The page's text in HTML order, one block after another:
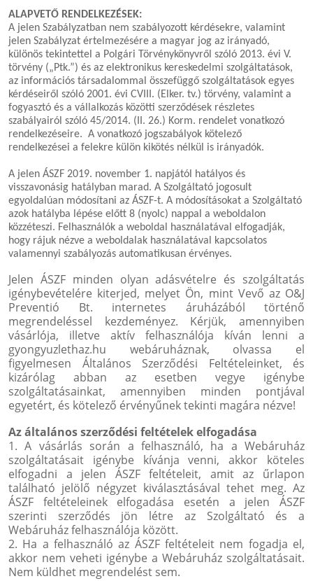
ALAPVETŐ RENDELKEZÉSEK:
A jelen Szabályzatban nem szabályozott kérdésekre, valamint
jelen Szabályzat értelmezésére a magyar jog az irányadó,
különös tekintettel a Polgári Törvénykönyvről szóló 2013. évi V.
törvény („Ptk.”) és az elektronikus kereskedelmi szolgáltatások,
az információs társadalommal összefüggő szolgáltatások egyes
kérdéseiről szóló 2001. évi CVIII. (Elker. tv.) törvény, valamint a
fogyasztó és a vállalkozás közötti szerződések részletes
szabályairól szóló 45/2014. (II. 26.) Korm. rendelet vonatkozó
rendelkezéseire. A vonatkozó jogszabályok kötelező
rendelkezései a felekre külön kikötés nélkül is irányadók.
A jelen ÁSZF 2019. november 1. napjától hatályos és
visszavonásig hatályban marad. A Szolgáltató jogosult
egyoldalúan módosítani az ÁSZF-t. A módosításokat a Szolgáltató
azok hatályba lépése előtt 8 (nyolc) nappal a weboldalon
közzéteszi. Felhasználók a weboldal használatával elfogadják,
hogy rájuk nézve a weboldalak használatával kapcsolatos
valamennyi szabályozás automatikusan érvényes.
Jelen ÁSZF minden olyan adásvételre és szolgáltatás
igénybevételére kiterjed, melyet Ön, mint Vevő az O&J
Preventió Bt. internetes áruházából történő
megrendeléssel kezdeményez. Kérjük, amennyiben
vásárlója, illetve aktív felhasználója kíván lenni a
gyongyuzlethaz.hu webáruháznak, olvassa el
figyelmesen Általános Szerződési Feltételeinket, és
kizárólag abban az esetben vegye igénybe
szolgáltatásainkat, amennyiben minden pontjával
egyetért, és kötelező érvényűnek tekinti magára nézve!
Az általános szerződési feltételek elfogadása
1. A vásárlás során a felhasználó, ha a Webáruház
szolgáltatásait igénybe kívánja venni, akkor köteles
elfogadni a jelen ÁSZF feltételeit, amit az űrlapon
található jelölő négyzet kiválasztásával tehet meg. Az
ÁSZF feltételeinek elfogadása esetén a jelen ÁSZF
szerinti szerződés jön létre az Szolgáltató és a
Webáruház felhasználója között.
2. Ha a felhasználó az ÁSZF feltételeit nem fogadja el,
akkor nem veheti igénybe a Webáruház szolgáltatásait.
Nem küldhet megrendelést sem.